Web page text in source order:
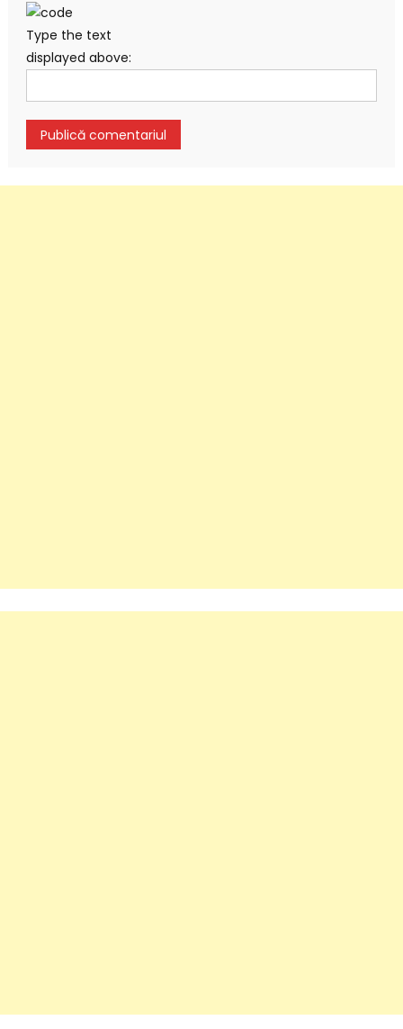
Type the text
displayed above: